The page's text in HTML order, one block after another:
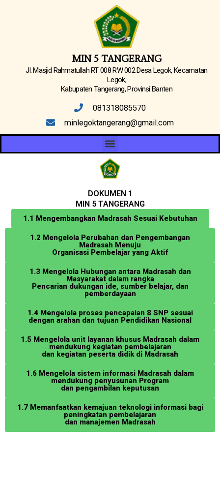
MIN 5 TANGERANG
Jl. Masjid Rahmatullah RT 008 RW 002 Desa Legok, Kecamatan
Legok,
Kabupaten Tangerang, Provinsi Banten
081318085570
minlegoktangerang@gmail.com
Menu
DOKUMEN 1
MIN 5 TANGERANG
1.1 Mengembangkan Madrasah Sesuai Kebutuhan
1.2 Mengelola Perubahan dan Pengembangan
Madrasah Menuju
Organisasi Pembelajar yang Aktif
1.3 Mengelola Hubungan antara Madrasah dan
Masyarakat dalam rangka
Pencarian dukungan ide, sumber belajar, dan
pemberdayaan
1.4 Mengelola proses pencapaian 8 SNP sesuai
dengan arahan dan tujuan Pendidikan Nasional
1.5 Mengelola unit layanan khusus Madrasah dalam
mendukung kegiatan pembelajaran
dan kegiatan peserta didik di Madrasah
1.6 Mengelola sistem informasi Madrasah dalam
mendukung penyusunan Program
dan pengambilan keputusan
1.7 Memanfaatkan kemajuan teknologi informasi bagi
peningkatan pembelajaran
dan manajemen Madrasah